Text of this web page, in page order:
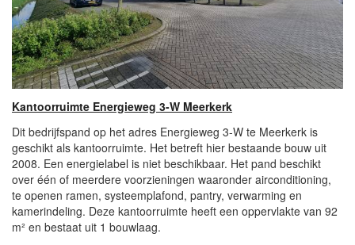
Kantoorruimte Energieweg 3-W Meerkerk
Dit bedrijfspand op het adres Energieweg 3-W te Meerkerk is
geschikt als kantoorruimte. Het betreft hier bestaande bouw uit
2008. Een energielabel is niet beschikbaar. Het pand beschikt
over één of meerdere voorzieningen waaronder airconditioning,
te openen ramen, systeemplafond, pantry, verwarming en
kamerindeling. Deze kantoorruimte heeft een oppervlakte van 92
m² en bestaat uit 1 bouwlaag.